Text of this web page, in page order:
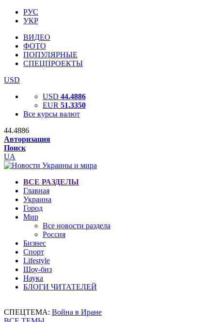
РУС
УКР
ВИДЕО
ФОТО
ПОПУЛЯРНЫЕ
СПЕЦПРОЕКТЫ
USD
USD 44.4886
EUR 51.3350
Все курсы валют
44.4886
Авторизация
Поиск
UA
ВСЕ РАЗДЕЛЫ
Главная
Украина
Город
Мир
Все новости раздела
Россия
Бизнес
Спорт
Lifestyle
Шоу-биз
Наука
БЛОГИ ЧИТАТЕЛЕЙ
СПЕЦТЕМА: Война в Иране